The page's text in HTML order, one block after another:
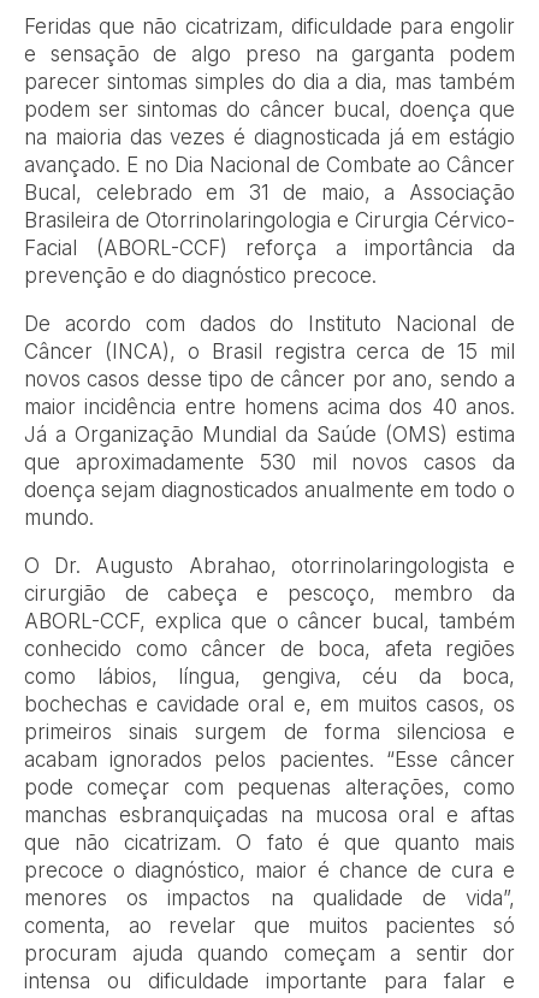
Feridas que não cicatrizam, dificuldade para engolir
e sensação de algo preso na garganta podem
parecer sintomas simples do dia a dia, mas também
podem ser sintomas do câncer bucal, doença que
na maioria das vezes é diagnosticada já em estágio
avançado. E no Dia Nacional de Combate ao Câncer
Bucal, celebrado em 31 de maio, a Associação
Brasileira de Otorrinolaringologia e Cirurgia Cérvico-
Facial (ABORL-CCF) reforça a importância da
prevenção e do diagnóstico precoce.
De acordo com dados do Instituto Nacional de
Câncer (INCA), o Brasil registra cerca de 15 mil
novos casos desse tipo de câncer por ano, sendo a
maior incidência entre homens acima dos 40 anos.
Já a Organização Mundial da Saúde (OMS) estima
que aproximadamente 530 mil novos casos da
doença sejam diagnosticados anualmente em todo o
mundo.
O Dr. Augusto Abrahao, otorrinolaringologista e
cirurgião de cabeça e pescoço, membro da
ABORL-CCF, explica que o câncer bucal, também
conhecido como câncer de boca, afeta regiões
como lábios, língua, gengiva, céu da boca,
bochechas e cavidade oral e, em muitos casos, os
primeiros sinais surgem de forma silenciosa e
acabam ignorados pelos pacientes. “Esse câncer
pode começar com pequenas alterações, como
manchas esbranquiçadas na mucosa oral e aftas
que não cicatrizam. O fato é que quanto mais
precoce o diagnóstico, maior é chance de cura e
menores os impactos na qualidade de vida”,
comenta, ao revelar que muitos pacientes só
procuram ajuda quando começam a sentir dor
intensa ou dificuldade importante para falar e